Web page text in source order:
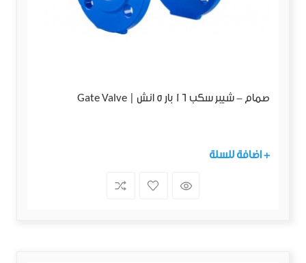
صمام - شيبر سكب 16 بار 5 انش | Gate Valve
+ اضافة للسلة